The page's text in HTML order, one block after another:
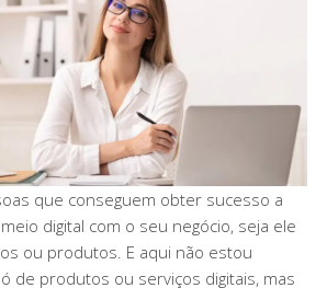
que conseguem obter sucesso a
digital com o seu negócio, seja ele
ou produtos. E aqui não estou
de produtos ou serviços digitais, mas